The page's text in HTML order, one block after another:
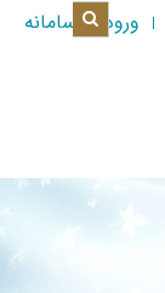
ورود به سامانه